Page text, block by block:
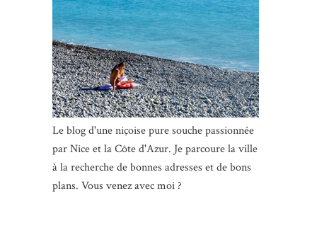
Le blog d'une niçoise pure souche passionnée
par Nice et la Côte d'Azur. Je parcoure la ville
à la recherche de bonnes adresses et de bons
plans. Vous venez avec moi ?